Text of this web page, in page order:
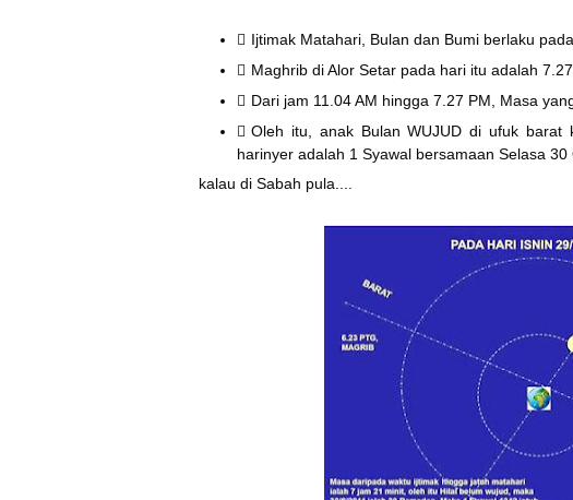
Ijtimak Matahari, Bulan dan Bumi berlaku
Maghrib di Alor Setar pada hari itu adalah 7.27
Dari jam 11.04 AM hingga 7.27 PM, Masa
Oleh itu, anak Bulan WUJUD di ufuk barat
harinyer adalah 1 Syawal bersamaan Selasa 30
kalau di Sabah pula....